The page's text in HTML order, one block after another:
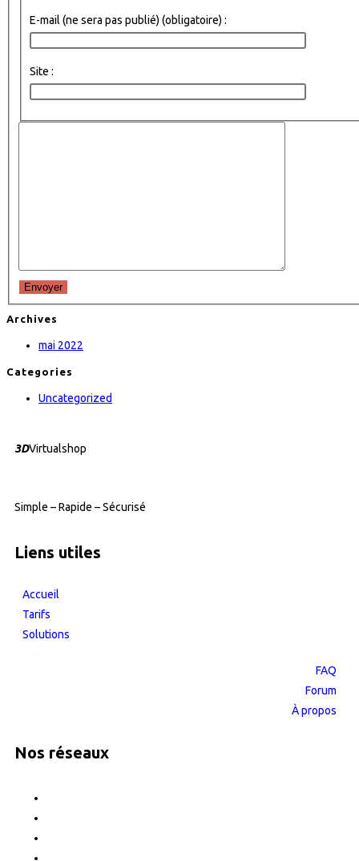
E-mail (ne sera pas publié) (obligatoire) :
Site :
Envoyer
Archives
mai 2022
Categories
Uncategorized
3DVirtualshop
Simple – Rapide – Sécurisé
Liens utiles
Accueil
Tarifs
Solutions
FAQ
Forum
À propos
Nos réseaux